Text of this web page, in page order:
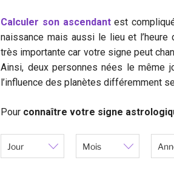
Calculer son ascendantest
naissance mais aussi le lieu et l’heure
très importante car votre signe peut
Ainsi, deux personnes nées le même
l’influence des planètes différemment
Pour connaître votre signe